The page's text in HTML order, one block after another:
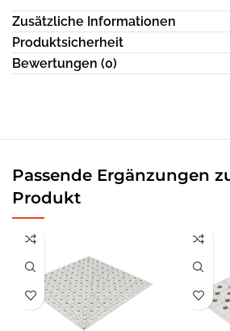
Zusätzliche Informationen
Produktsicherheit
Bewertungen (0)
Passende Ergänzungen
Produkt